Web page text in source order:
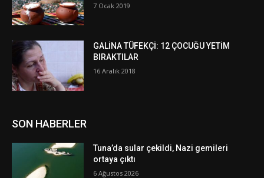
7 Ocak 2019
GALİNA TÜFEKÇİ: 12 ÇOCUĞU YETİM
BIRAKTILAR
16 Aralık 2018
SON HABERLER
Tuna’da sular çekildi, Nazi gemileri
ortaya çıktı
6 Ağustos 2026